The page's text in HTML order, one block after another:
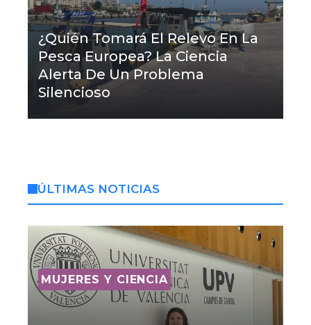
¿Quién Tomará El Relevo En La
Pesca Europea? La Ciencia
Alerta De Un Problema
Silencioso
ÚLTIMAS NOTICIAS
MUJERES Y CIENCIA